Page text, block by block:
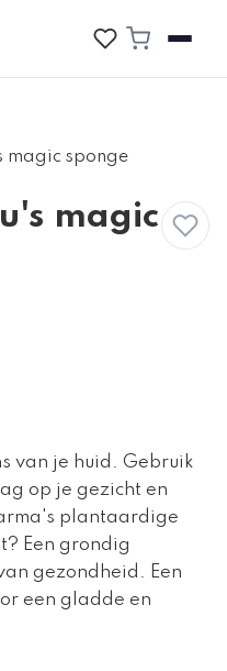
magic sponge
magic
van je huid. Gebruik
op je gezicht en
plantaardige
Een grondig
gezondheid. Een
een gladde en